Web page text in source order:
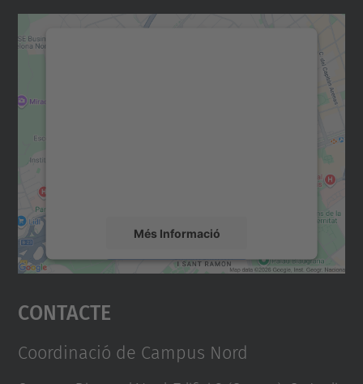
Més Informació
Accepta
powered by
Contacte
Coordinació de Campus Nord